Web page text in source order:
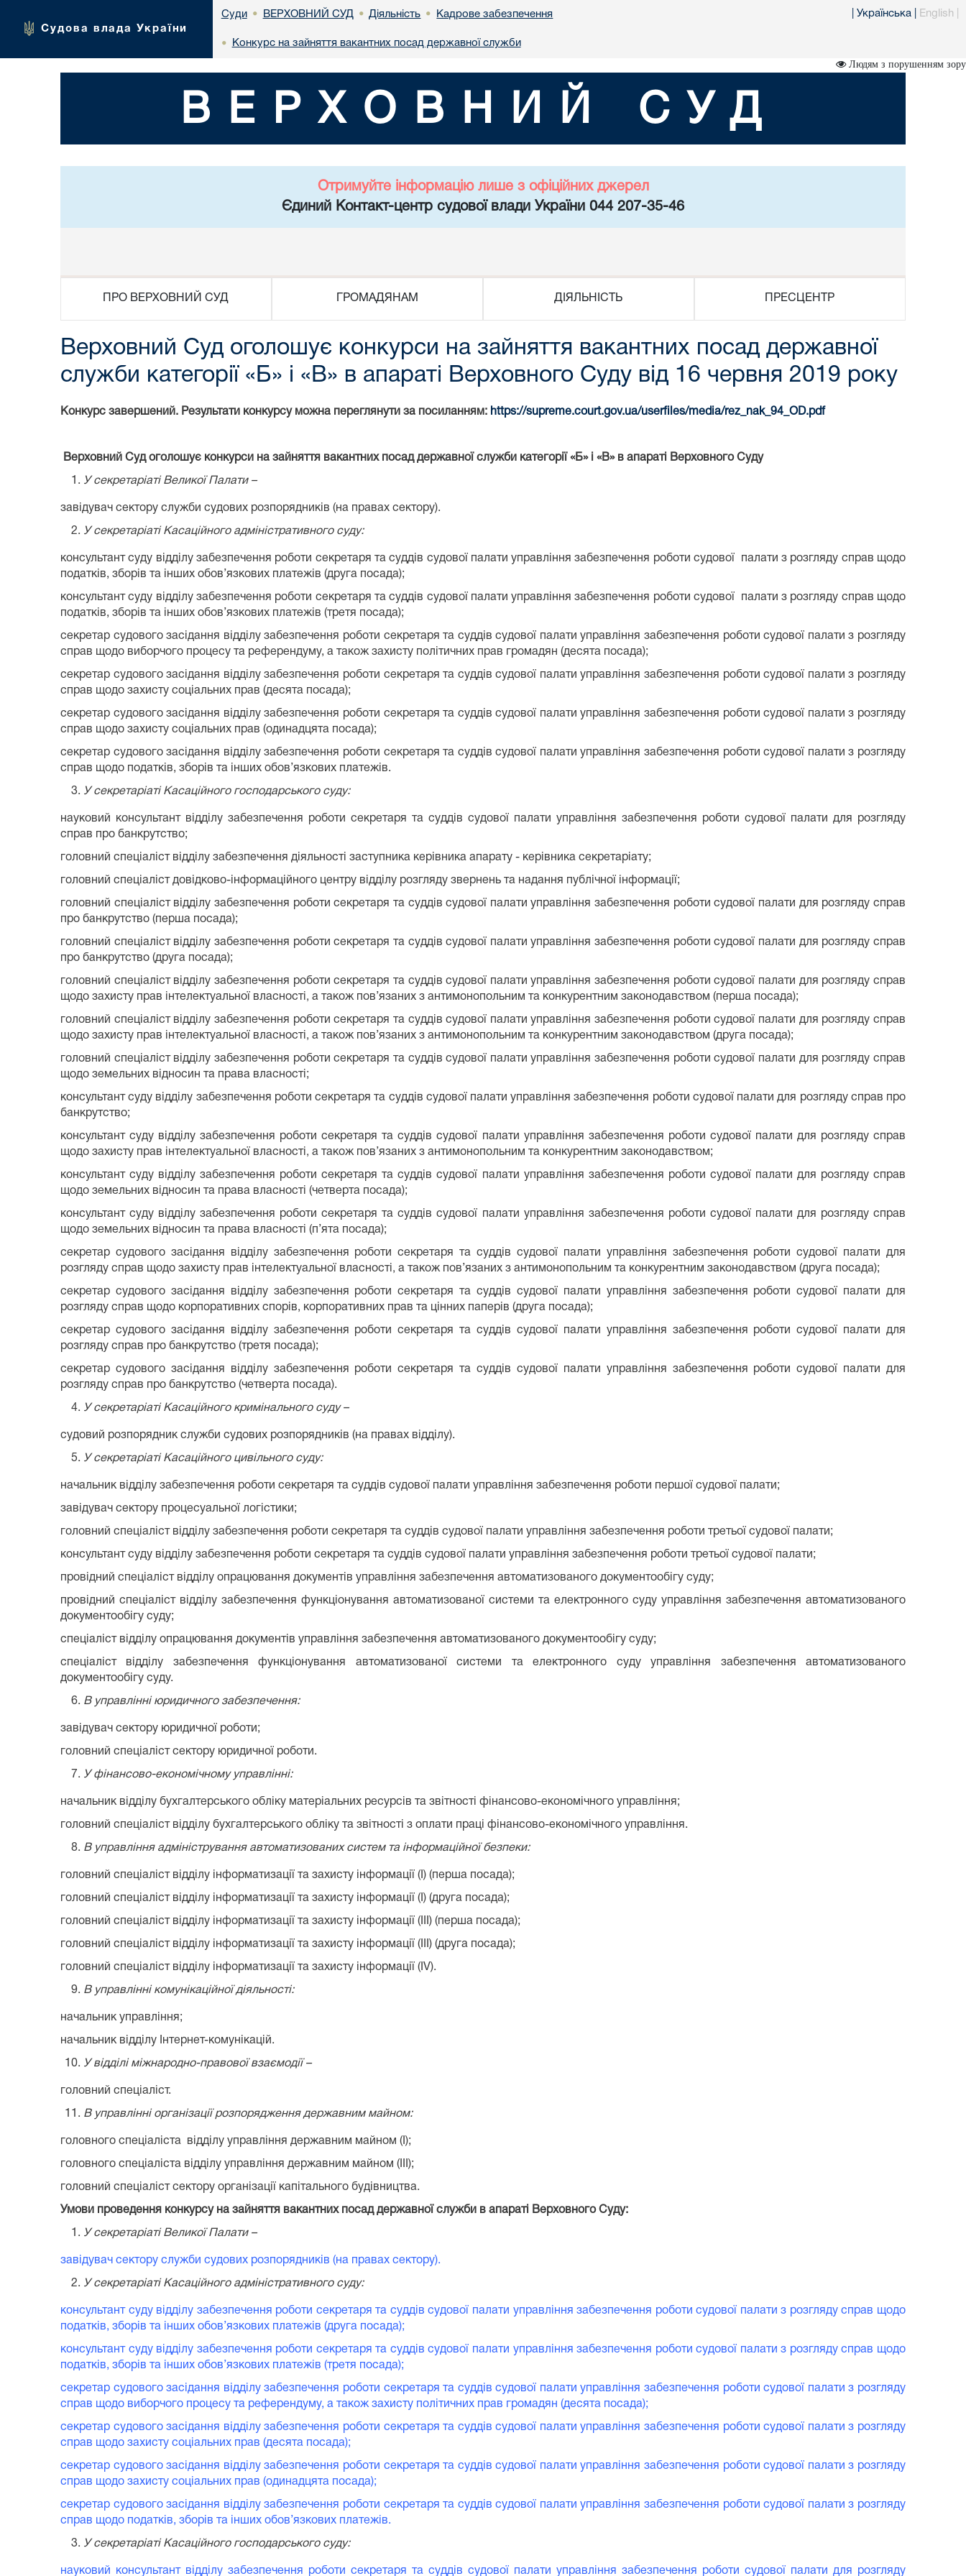
Судова влада України
Суди • ВЕРХОВНИЙ СУД • Діяльність • Кадрове забезпечення
• Конкурс на зайняття вакантних посад державної служби
Українська English
Людям з порушенням зору
ВЕРХОВНИЙ СУД
Отримуйте інформацію лише з офіційних джерел
Єдиний Контакт-центр судової влади України 044 207-35-46
ПРО ВЕРХОВНИЙ СУД ГРОМАДЯНАМ ДІЯЛЬНІСТЬ ПРЕСЦЕНТР
Верховний Суд оголошує конкурси на зайняття вакантних посад державної
служби категорії «Б» і «В» в апараті Верховного Суду від 16 червня 2019 року
Конкурс завершений. Результати конкурсу можна переглянути за посиланням: https://supreme.court.gov.ua/userfiles/media/rez_nak_94_OD.pdf
Верховний Суд оголошує конкурси на зайняття вакантних посад державної служби категорії «Б» і «В» в апараті Верховного Суду
У секретаріаті Великої Палати –
завідувач сектору служби судових розпорядників (на правах сектору).
У секретаріаті Касаційного адміністративного суду:
консультант суду відділу забезпечення роботи секретаря та суддів судової палати управління забезпечення роботи судової палати з розгляду справ щодо
податків, зборів та інших обов’язкових платежів (друга посада);
консультант суду відділу забезпечення роботи секретаря та суддів судової палати управління забезпечення роботи судової палати з розгляду справ щодо
податків, зборів та інших обов’язкових платежів (третя посада);
секретар судового засідання відділу забезпечення роботи секретаря та суддів судової палати управління забезпечення роботи судової палати з розгляду
справ щодо виборчого процесу та референдуму, а також захисту політичних прав громадян (десята посада);
секретар судового засідання відділу забезпечення роботи секретаря та суддів судової палати управління забезпечення роботи судової палати з розгляду
справ щодо захисту соціальних прав (десята посада);
секретар судового засідання відділу забезпечення роботи секретаря та суддів судової палати управління забезпечення роботи судової палати з розгляду
справ щодо захисту соціальних прав (одинадцята посада);
секретар судового засідання відділу забезпечення роботи секретаря та суддів судової палати управління забезпечення роботи судової палати з розгляду
справ щодо податків, зборів та інших обов’язкових платежів.
У секретаріаті Касаційного господарського суду:
науковий консультант відділу забезпечення роботи секретаря та суддів судової палати управління забезпечення роботи судової палати для розгляду
справ про банкрутство;
головний спеціаліст відділу забезпечення діяльності заступника керівника апарату - керівника секретаріату;
головний спеціаліст довідково-інформаційного центру відділу розгляду звернень та надання публічної інформації;
головний спеціаліст відділу забезпечення роботи секретаря та суддів судової палати управління забезпечення роботи судової палати для розгляду справ
про банкрутство (перша посада);
головний спеціаліст відділу забезпечення роботи секретаря та суддів судової палати управління забезпечення роботи судової палати для розгляду справ
про банкрутство (друга посада);
головний спеціаліст відділу забезпечення роботи секретаря та суддів судової палати управління забезпечення роботи судової палати для розгляду справ
щодо захисту прав інтелектуальної власності‚ а також пов’язаних з антимонопольним та конкурентним законодавством (перша посада);
головний спеціаліст відділу забезпечення роботи секретаря та суддів судової палати управління забезпечення роботи судової палати для розгляду справ
щодо захисту прав інтелектуальної власності‚ а також пов’язаних з антимонопольним та конкурентним законодавством (друга посада);
головний спеціаліст відділу забезпечення роботи секретаря та суддів судової палати управління забезпечення роботи судової палати для розгляду справ
щодо земельних відносин та права власності;
консультант суду відділу забезпечення роботи секретаря та суддів судової палати управління забезпечення роботи судової палати для розгляду справ про
банкрутство;
консультант суду відділу забезпечення роботи секретаря та суддів судової палати управління забезпечення роботи судової палати для розгляду справ
щодо захисту прав інтелектуальної власності‚ а також пов’язаних з антимонопольним та конкурентним законодавством;
консультант суду відділу забезпечення роботи секретаря та суддів судової палати управління забезпечення роботи судової палати для розгляду справ
щодо земельних відносин та права власності (четверта посада);
консультант суду відділу забезпечення роботи секретаря та суддів судової палати управління забезпечення роботи судової палати для розгляду справ
щодо земельних відносин та права власності (п’ята посада);
секретар судового засідання відділу забезпечення роботи секретаря та суддів судової палати управління забезпечення роботи судової палати для
розгляду справ щодо захисту прав інтелектуальної власності‚ а також пов’язаних з антимонопольним та конкурентним законодавством (друга посада);
секретар судового засідання відділу забезпечення роботи секретаря та суддів судової палати управління забезпечення роботи судової палати для
розгляду справ щодо корпоративних спорів‚ корпоративних прав та цінних паперів (друга посада);
секретар судового засідання відділу забезпечення роботи секретаря та суддів судової палати управління забезпечення роботи судової палати для
розгляду справ про банкрутство (третя посада);
секретар судового засідання відділу забезпечення роботи секретаря та суддів судової палати управління забезпечення роботи судової палати для
розгляду справ про банкрутство (четверта посада).
У секретаріаті Касаційного кримінального суду –
судовий розпорядник служби судових розпорядників (на правах відділу).
У секретаріаті Касаційного цивільного суду:
начальник відділу забезпечення роботи секретаря та суддів судової палати управління забезпечення роботи першої судової палати;
завідувач сектору процесуальної логістики;
головний спеціаліст відділу забезпечення роботи секретаря та суддів судової палати управління забезпечення роботи третьої судової палати;
консультант суду відділу забезпечення роботи секретаря та суддів судової палати управління забезпечення роботи третьої судової палати;
провідний спеціаліст відділу опрацювання документів управління забезпечення автоматизованого документообігу суду;
провідний спеціаліст відділу забезпечення функціонування автоматизованої системи та електронного суду управління забезпечення автоматизованого
документообігу суду;
спеціаліст відділу опрацювання документів управління забезпечення автоматизованого документообігу суду;
спеціаліст відділу забезпечення функціонування автоматизованої системи та електронного суду управління забезпечення автоматизованого
документообігу суду.
В управлінні юридичного забезпечення:
завідувач сектору юридичної роботи;
головний спеціаліст сектору юридичної роботи.
У фінансово-економічному управлінні:
начальник відділу бухгалтерського обліку матеріальних ресурсів та звітності фінансово-економічного управління;
головний спеціаліст відділу бухгалтерського обліку та звітності з оплати праці фінансово-економічного управління.
В управління адміністрування автоматизованих систем та інформаційної безпеки:
головний спеціаліст відділу інформатизації та захисту інформації (І) (перша посада);
головний спеціаліст відділу інформатизації та захисту інформації (І) (друга посада);
головний спеціаліст відділу інформатизації та захисту інформації (ІІІ) (перша посада);
головний спеціаліст відділу інформатизації та захисту інформації (ІІІ) (друга посада);
головний спеціаліст відділу інформатизації та захисту інформації (ІV).
В управлінні комунікаційної діяльності:
начальник управління;
начальник відділу Інтернет-комунікацій.
У відділі міжнародно-правової взаємодії –
головний спеціаліст.
В управлінні організації розпорядження державним майном:
головного спеціаліста відділу управління державним майном (І);
головного спеціаліста відділу управління державним майном (ІІІ);
головний спеціаліст сектору організації капітального будівництва.
Умови проведення конкурсу на зайняття вакантних посад державної служби в апараті Верховного Суду:
У секретаріаті Великої Палати –
завідувач сектору служби судових розпорядників (на правах сектору).
У секретаріаті Касаційного адміністративного суду:
консультант суду відділу забезпечення роботи секретаря та суддів судової палати управління забезпечення роботи судової палати з розгляду справ щодо
податків, зборів та інших обов’язкових платежів (друга посада);
консультант суду відділу забезпечення роботи секретаря та суддів судової палати управління забезпечення роботи судової палати з розгляду справ щодо
податків, зборів та інших обов’язкових платежів (третя посада);
секретар судового засідання відділу забезпечення роботи секретаря та суддів судової палати управління забезпечення роботи судової палати з розгляду
справ щодо виборчого процесу та референдуму, а також захисту політичних прав громадян (десята посада);
секретар судового засідання відділу забезпечення роботи секретаря та суддів судової палати управління забезпечення роботи судової палати з розгляду
справ щодо захисту соціальних прав (десята посада);
секретар судового засідання відділу забезпечення роботи секретаря та суддів судової палати управління забезпечення роботи судової палати з розгляду
справ щодо захисту соціальних прав (одинадцята посада);
секретар судового засідання відділу забезпечення роботи секретаря та суддів судової палати управління забезпечення роботи судової палати з розгляду
справ щодо податків, зборів та інших обов’язкових платежів.
У секретаріаті Касаційного господарського суду:
науковий консультант відділу забезпечення роботи секретаря та суддів судової палати управління забезпечення роботи судової палати для розгляду